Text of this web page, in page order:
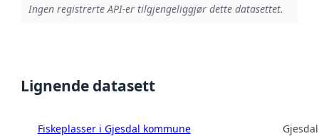
Ingen registrerte API-er tilgjengeliggjør dette datasettet.
Lignende datasett
Fiskeplasser i Gjesdal kommune